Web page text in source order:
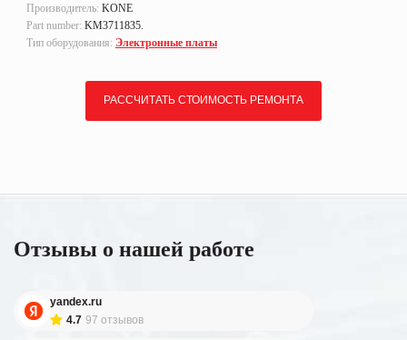
Производитель: KONE
Part number: KM3711835.
Тип оборудования: Электронные платы
РАССЧИТАТЬ СТОИМОСТЬ РЕМОНТА
Отзывы о нашей работе
yandex.ru
4.7 97 отзывов